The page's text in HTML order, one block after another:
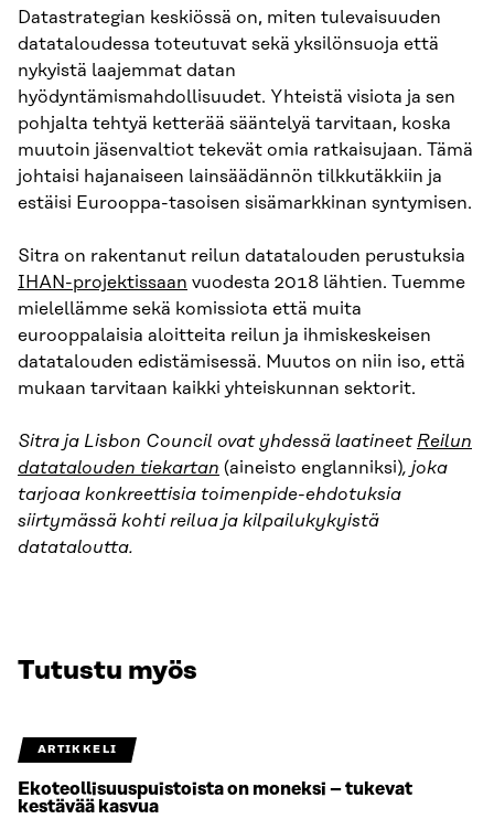
Datastrategian keskiössä on, miten tulevaisuuden
datataloudessa toteutuvat sekä yksilönsuoja että
nykyistä laajemmat datan
hyödyntämismahdollisuudet. Yhteistä visiota ja sen
pohjalta tehtyä ketterää sääntelyä tarvitaan, koska
muutoin jäsenvaltiot tekevät omia ratkaisujaan. Tämä
johtaisi hajanaiseen lainsäädännön tilkkutäkkiin ja
estäisi Eurooppa-tasoisen sisämarkkinan syntymisen.
Sitra on rakentanut reilun datatalouden perustuksia
IHAN-projektissaan vuodesta 2018 lähtien. Tuemme
mielellämme sekä komissiota että muita
eurooppalaisia aloitteita reilun ja ihmiskeskeisen
datatalouden edistämisessä. Muutos on niin iso, että
mukaan tarvitaan kaikki yhteiskunnan sektorit.
Sitra ja Lisbon Council ovat yhdessä laatineet Reilun
datatalouden tiekartan (aineisto englanniksi), joka
tarjoaa konkreettisia toimenpide-ehdotuksia
siirtymässä kohti reilua ja kilpailukykyistä
datataloutta.
Tutustu myös
ARTIKKELI
Ekoteollisuuspuistoista on moneksi – tukevat
kestävää kasvua